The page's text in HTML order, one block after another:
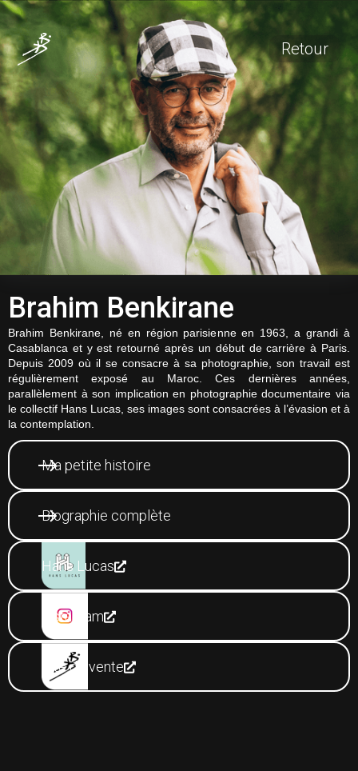
Retour
Brahim Benkirane
Brahim Benkirane, né en région parisienne en 1963, a grandi à
Casablanca et y est retourné après un début de carrière à Paris.
Depuis 2009 où il se consacre à sa photographie, son travail est
régulièrement exposé au Maroc. Ces dernières années,
parallèlement à son implication en photographie documentaire via
le collectif Hans Lucas, ses images sont consacrées à l’évasion et à
la contemplation.
Ma petite histoire
Biographie complète
Hans Lucas
Instagram
Site de vente